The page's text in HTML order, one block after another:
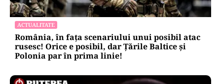
ACTUALITATE
România, în fața scenariului unui posibil atac
rusesc! Orice e posibil, dar Țările Baltice și
Polonia par în prima linie!